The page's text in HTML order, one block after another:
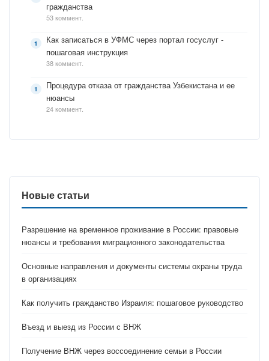
гражданства
53 коммент.
Как записаться в УФМС через портал госуслуг -
пошаговая инструкция
38 коммент.
Процедура отказа от гражданства Узбекистана и ее
нюансы
24 коммент.
Новые статьи
Разрешение на временное проживание в России: правовые
нюансы и требования миграционного законодательства
Основные направления и документы системы охраны труда
в организациях
Как получить гражданство Израиля: пошаговое руководство
Въезд и выезд из России с ВНЖ
Получение ВНЖ через воссоединение семьи в России